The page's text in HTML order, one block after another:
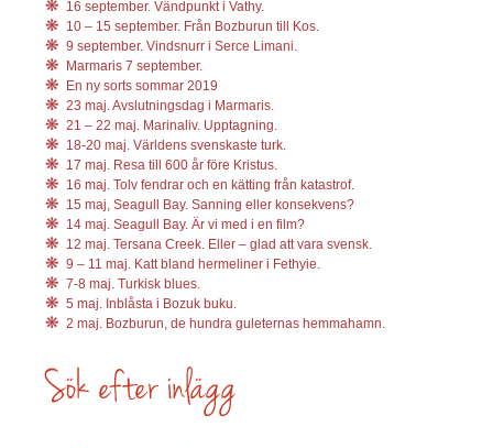
16 september. Vändpunkt i Vathy.
10 – 15 september. Från Bozburun till Kos.
9 september. Vindsnurr i Serce Limani.
Marmaris 7 september.
En ny sorts sommar 2019
23 maj. Avslutningsdag i Marmaris.
21 – 22 maj. Marinaliv. Upptagning.
18-20 maj. Världens svenskaste turk.
17 maj. Resa till 600 år före Kristus.
16 maj. Tolv fendrar och en kätting från katastrof.
15 maj, Seagull Bay. Sanning eller konsekvens?
14 maj. Seagull Bay. Är vi med i en film?
12 maj. Tersana Creek. Eller – glad att vara svensk.
9 – 11 maj. Katt bland hermeliner i Fethyie.
7-8 maj. Turkisk blues.
5 maj. Inblåsta i Bozuk buku.
2 maj. Bozburun, de hundra guleternas hemmahamn.